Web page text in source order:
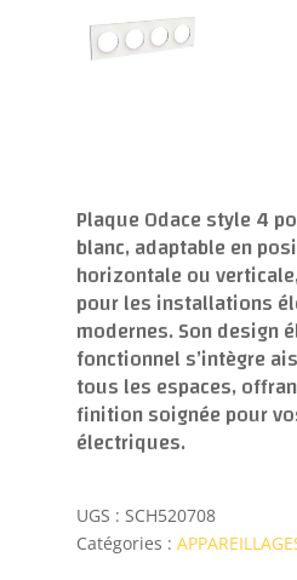
Plaque Odace style 4
blanc, adaptable en
horizontale ou
pour les installations
modernes. Son design
fonctionnel s’intègre
tous les espaces,
finition soignée pour
électriques.
UGS : SCH520708
Catégories :